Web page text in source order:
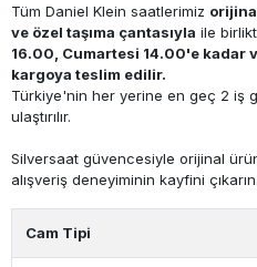
Tüm Daniel Klein saatlerimiz
ve özel taşıma çantasıyla ile
16.00, Cumartesi 14.00'e kadar
kargoya teslim edilir.
Türkiye'nin her yerine en geç 2 iş
ulaştırılır.
Silversaat güvencesiyle orijinal
alışveriş deneyiminin kayfini çıkarın.
Cam Tipi